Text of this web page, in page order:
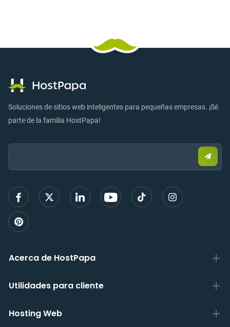
Soluciones de sitios web inteligentes para pequeñas empresas. ¡Sé
parte de la familia HostPapa!
Email:
para
Acerca de HostPapa
Utilidades para cliente
Hosting Web